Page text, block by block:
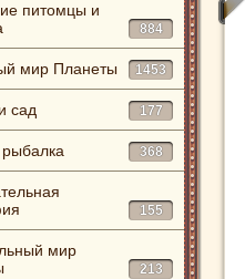
питомцы и
884
мир Планеты 1453
сад 177
368
155
мир
213